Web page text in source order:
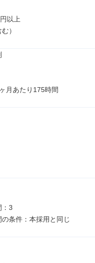
以上
）
月あたり175時間
：3